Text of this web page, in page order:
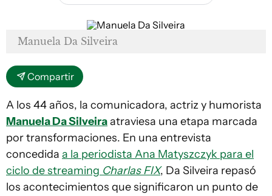
Manuela Da Silveira
Compartir
A los 44 años, la comunicadora, actriz y humorista
Manuela Da Silveiraatraviesa una etapa marcada
por transformaciones. En una entrevista
concedida a la periodista Ana Matyszczyk para el
ciclo de streaming Charlas FIX, Da Silveira repasó
los acontecimientos que significaron un punto de